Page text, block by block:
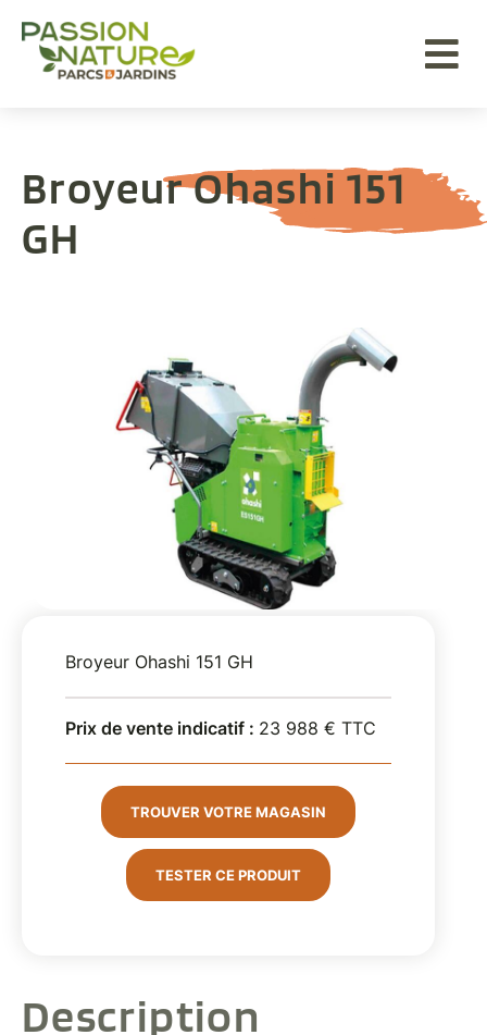
Aller à la recherche
Broyeur Ohashi 151
GH
Broyeur Ohashi 151 GH
Prix de vente indicatif : 23 988 € TTC
TROUVER VOTRE MAGASIN
TESTER CE PRODUIT
Description